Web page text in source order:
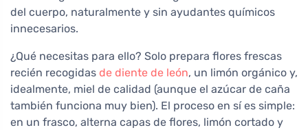
del cuerpo, naturalmente y sin ayudantes químicos
innecesarios.
¿Qué necesitas para ello? Solo prepara flores frescas
recién recogidas de diente de león, un limón orgánico y,
idealmente, miel de calidad (aunque el azúcar de caña
también funciona muy bien). El proceso en sí es simple:
en un frasco, alterna capas de flores, limón cortado y